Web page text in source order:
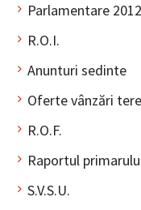
Parlamentare 2012
R.O.I.
Anunturi sedinte
Oferte vânzări
R.O.F.
Raportul
S.V.S.U.